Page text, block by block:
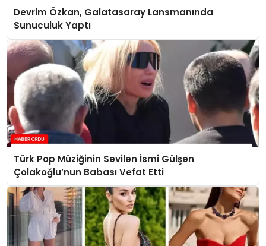
Devrim Özkan, Galatasaray Lansmanında
Sunuculuk Yaptı
Türk Pop Müziğinin Sevilen İsmi Gülşen
Çolakoğlu’nun Babası Vefat Etti